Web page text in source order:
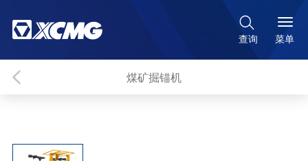

查询 菜单
煤矿掘锚机